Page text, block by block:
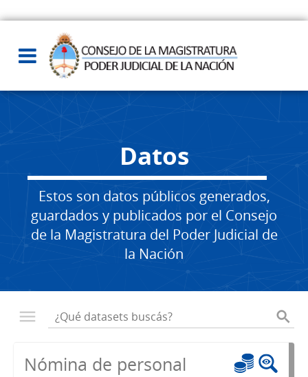
Datos
Estos son datos públicos generados,
guardados y publicados por el Consejo
de la Magistratura del Poder Judicial de
la Nación
Nómina de personal